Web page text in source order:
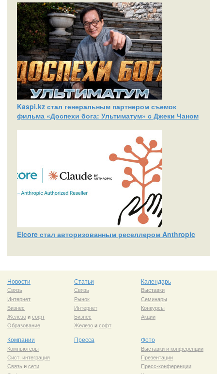
Kaspi.kz стал генеральным партнером съемок
фильма «Доспехи бога: Ультиматум» с Джеки Чаном
Elcore стал авторизованным реселлером Anthropic
Новости
Связь
Интернет
Бизнес
Железоисофт
Образование
Статьи
Связь
Рынок
Интернет
Бизнес
Железоисофт
Календарь
Выставки
Семинары
Конкурсы
Акции
Компании
Компьютеры
Сист. интеграция
Связь исети
Пресса Фото
Выставки и конференции
Презентации
Пресс-конференции